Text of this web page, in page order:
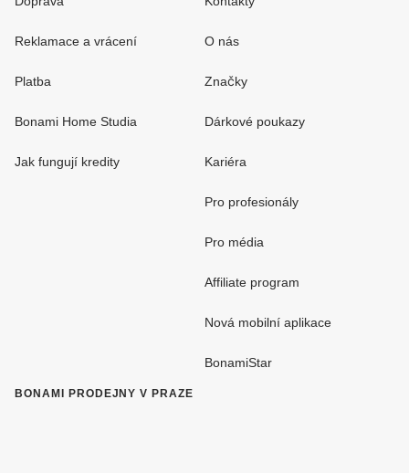
Reklamace a vrácení
Platba
Bonami Home Studia
Jak fungují kredity
O nás
Značky
Dárkové poukazy
Kariéra
Pro profesionály
Pro média
Affiliate program
Nová mobilní aplikace
BonamiStar
BONAMI PRODEJNY V PRAZE